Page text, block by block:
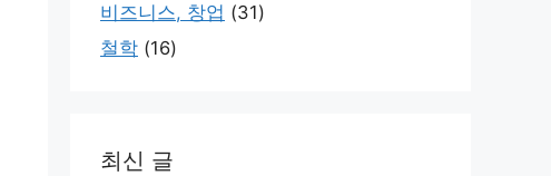
비즈니스, 창업 (31)
철학 (16)
최신 글